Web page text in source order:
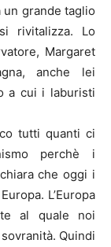
grande taglio
rivitalizza. Lo
Margaret
anche lei
a cui i laburisti
tutti quanti ci
perchè i
che oggi i
L’Europa
al quale noi
Quindi